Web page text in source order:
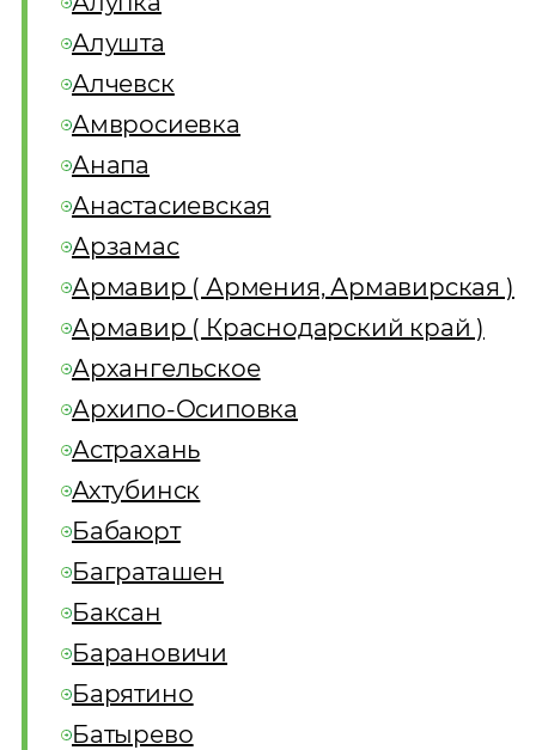
Алушта
Алчевск
Амвросиевка
Анапа
Анастасиевская
Арзамас
Армавир ( Армения, Армавирская )
Армавир ( Краснодарский край )
Архангельское
Архипо-Осиповка
Астрахань
Ахтубинск
Бабаюрт
Баграташен
Баксан
Барановичи
Барятино
Батырево